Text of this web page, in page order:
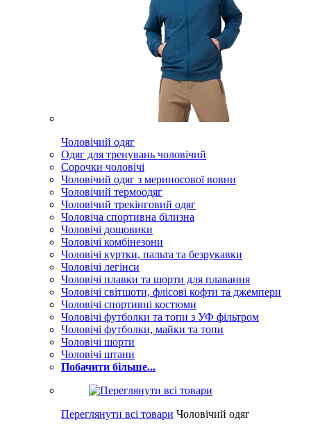
Чоловічий одяг
Одяг для тренувань чоловічий
Сорочки чоловічі
Чоловічий одяг з мериносової вовни
Чоловічий термоодяг
Чоловічий трекінговий одяг
Чоловіча спортивна білизна
Чоловічі дощовики
Чоловічі комбінезони
Чоловічі куртки, пальта та безрукавки
Чоловічі легінси
Чоловічі плавки та шорти для плавання
Чоловічі світшоти, флісові кофти та джемпери
Чоловічі спортивні костюми
Чоловічі футболки та топи з УФ фільтром
Чоловічі футболки, майки та топи
Чоловічі шорти
Чоловічі штани
Побачити більше...
Переглянути всі товари Чоловічий одяг